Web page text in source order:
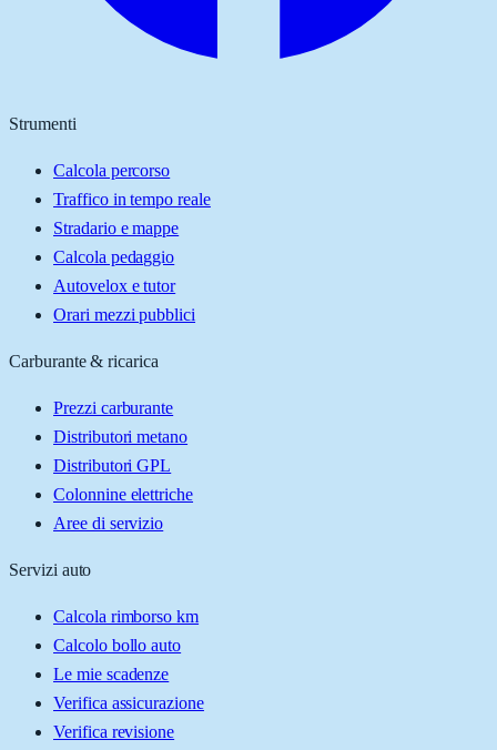
Strumenti
Calcola percorso
Traffico in tempo reale
Stradario e mappe
Calcola pedaggio
Autovelox e tutor
Orari mezzi pubblici
Carburante & ricarica
Prezzi carburante
Distributori metano
Distributori GPL
Colonnine elettriche
Aree di servizio
Servizi auto
Calcola rimborso km
Calcolo bollo auto
Le mie scadenze
Verifica assicurazione
Verifica revisione